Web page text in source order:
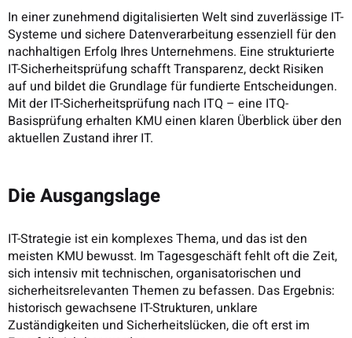
In einer zunehmend digitalisierten Welt sind zuverlässige IT-
Systeme und sichere Datenverarbeitung essenziell für den
nachhaltigen Erfolg Ihres Unternehmens. Eine strukturierte
IT-Sicherheitsprüfung schafft Transparenz, deckt Risiken
auf und bildet die Grundlage für fundierte Entscheidungen.
Mit der IT-Sicherheitsprüfung nach ITQ – eine ITQ-
Basisprüfung erhalten KMU einen klaren Überblick über den
aktuellen Zustand ihrer IT.
Die Ausgangslage
IT-Strategie ist ein komplexes Thema, und das ist den
meisten KMU bewusst. Im Tagesgeschäft fehlt oft die Zeit,
sich intensiv mit technischen, organisatorischen und
sicherheitsrelevanten Themen zu befassen. Das Ergebnis:
historisch gewachsene IT-Strukturen, unklare
Zuständigkeiten und Sicherheitslücken, die oft erst im